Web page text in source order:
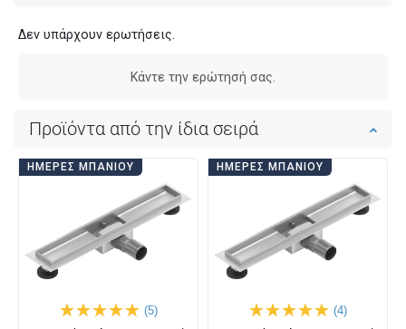
Δεν υπάρχουν ερωτήσεις.
Κάντε την ερώτησή σας.
Προϊόντα από την ίδια σειρά
ΗΜΈΡΕΣ ΜΠΆΝΙΟΥ
(5)
ΗΜΈΡΕΣ ΜΠΆΝΙΟΥ
(4)